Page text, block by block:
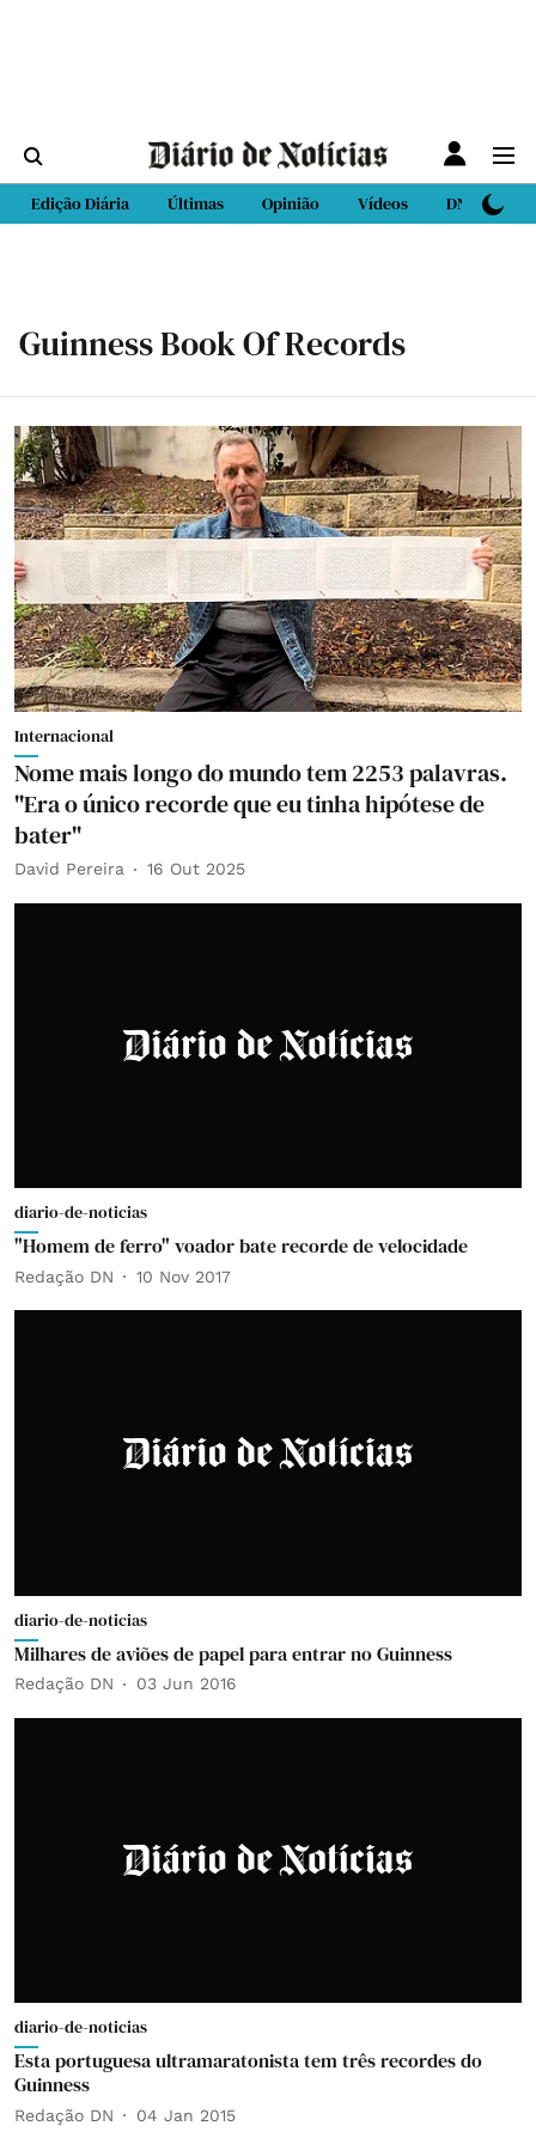
Edição Diária Últimas Opinião Vídeos DN Sport
Guinness Book Of Records
Internacional
Nome mais longo do mundo tem 2253 palavras.
"Era o único recorde que eu tinha hipótese de
bater"
David Pereira 16 Out 2025
diario-de-noticias
"Homem de ferro" voador bate recorde de velocidade
Redação DN 10 Nov 2017
diario-de-noticias
Milhares de aviões de papel para entrar no Guinness
Redação DN 03 Jun 2016
diario-de-noticias
Esta portuguesa ultramaratonista tem três recordes do
Guinness
Redação DN 04 Jan 2015